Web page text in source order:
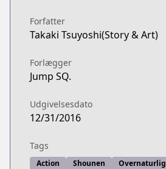
Forfatter
Takaki Tsuyoshi(Story & Art)
Forlægger
Jump SQ.
Udgivelsesdato
12/31/2016
Tags
Action Shounen Overnaturlig